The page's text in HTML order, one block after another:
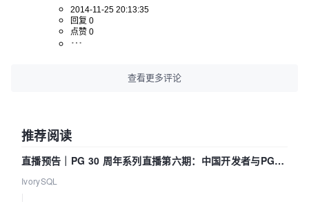
2014-11-25 20:13:35
回复 0
点赞 0
查看更多评论
推荐阅读
直播预告｜PG 30 周年系列直播第六期：中国开发者与PG内
核——我们改得动吗？我们贡献了什么？
IvorySQL